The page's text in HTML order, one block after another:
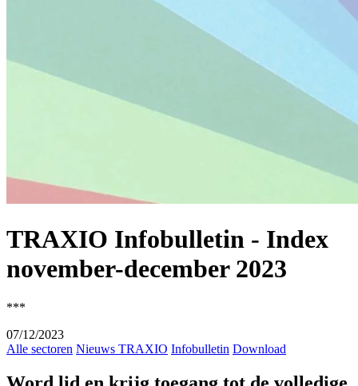
TRAXIO Infobulletin - Index
november-december 2023
***
07/12/2023
Alle sectoren Nieuws TRAXIO Infobulletin Download